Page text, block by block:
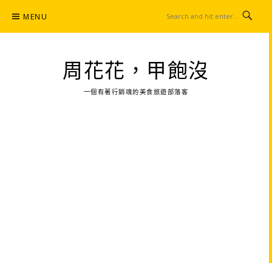
content
MENU
周花花，甲飽沒
一個有著行銷魂的美食旅遊部落客